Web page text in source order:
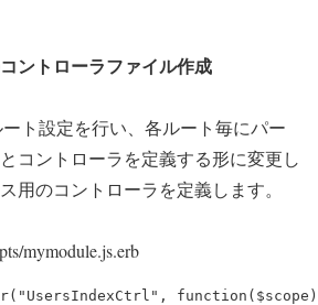
ントローラファイル作成
ート設定を行い、各ルート毎にパー
コントローラを定義する形に変更し
用のコントローラを定義します。
mymodule.js.erb